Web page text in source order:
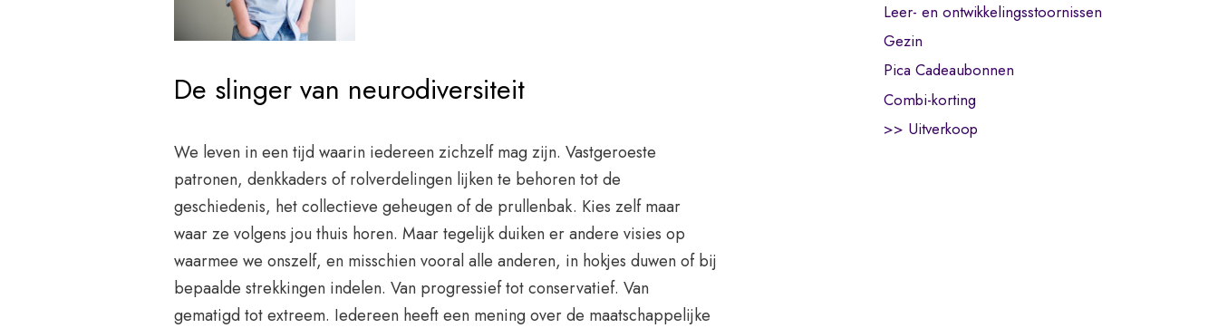
De slinger van neurodiversiteit
We leven in een tijd waarin iedereen zichzelf mag zijn. Vastgeroeste
patronen, denkkaders of rolverdelingen lijken te behoren tot de
geschiedenis, het collectieve geheugen of de prullenbak. Kies zelf maar
waar ze volgens jou thuis horen. Maar tegelijk duiken er andere visies op
waarmee we onszelf, en misschien vooral alle anderen, in hokjes duwen of bij
bepaalde strekkingen indelen. Van progressief tot conservatief. Van
gematigd tot extreem. Iedereen heeft een mening over de maatschappelijke
Leer- en ontwikkelingsstoornissen
Gezin
Pica Cadeaubonnen
Combi-korting
>> Uitverkoop